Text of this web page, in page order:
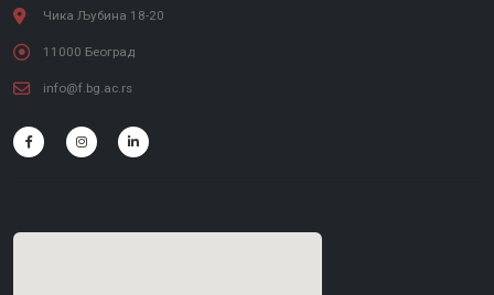
Чика Љубина 18-20
11000 Београд
info@f.bg.ac.rs